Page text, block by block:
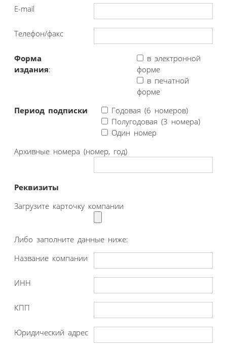
E-mail
Телефон/факс
Форма
издания:
в электронной
форме
в печатной
форме
Период подписки
Годовая (6 номеров)
Полугодовая (3 номера)
Один номер
Архивные номера (номер, год)
Реквизиты
Загрузите карточку компании
Либо заполните данные ниже:
Название компании
ИНН
КПП
Юридический адрес